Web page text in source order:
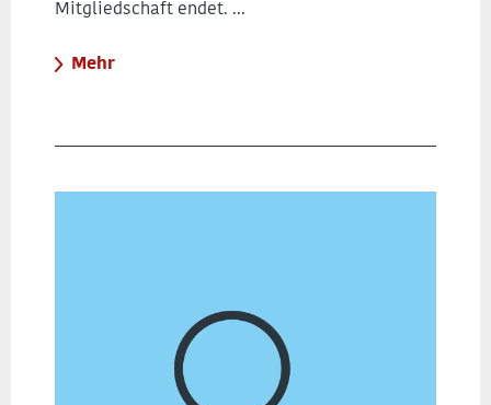
Mitgliedschaft endet. ...
Mehr